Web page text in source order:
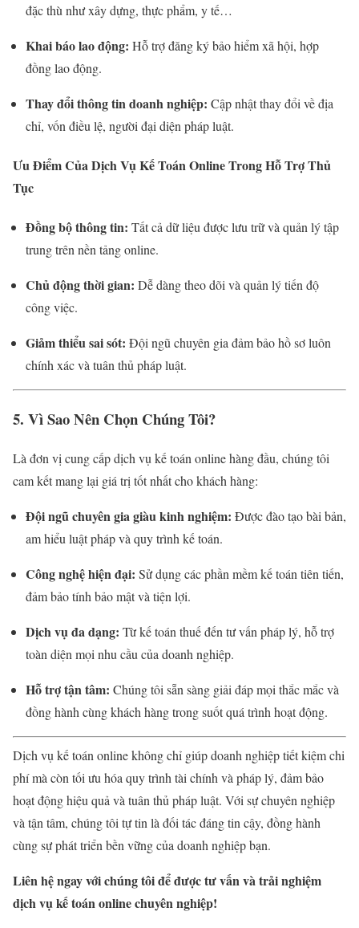
đặc thù như xây dựng, thực phẩm, y tế…
Khai báo lao động: Hỗ trợ đăng ký bảo hiểm xã hội, hợp
đồng lao động.
Thay đổi thông tin doanh nghiệp: Cập nhật thay đổi về địa
chỉ, vốn điều lệ, người đại diện pháp luật.
Ưu Điểm Của Dịch Vụ Kế Toán Online Trong Hỗ Trợ Thủ
Tục
Đồng bộ thông tin: Tất cả dữ liệu được lưu trữ và quản lý tập
trung trên nền tảng online.
Chủ động thời gian: Dễ dàng theo dõi và quản lý tiến độ
công việc.
Giảm thiểu sai sót: Đội ngũ chuyên gia đảm bảo hồ sơ luôn
chính xác và tuân thủ pháp luật.
5. Vì Sao Nên Chọn Chúng Tôi?
Là đơn vị cung cấp dịch vụ kế toán online hàng đầu, chúng tôi
cam kết mang lại giá trị tốt nhất cho khách hàng:
Đội ngũ chuyên gia giàu kinh nghiệm: Được đào tạo bài bản,
am hiểu luật pháp và quy trình kế toán.
Công nghệ hiện đại: Sử dụng các phần mềm kế toán tiên tiến,
đảm bảo tính bảo mật và tiện lợi.
Dịch vụ đa dạng: Từ kế toán thuế đến tư vấn pháp lý, hỗ trợ
toàn diện mọi nhu cầu của doanh nghiệp.
Hỗ trợ tận tâm: Chúng tôi sẵn sàng giải đáp mọi thắc mắc và
đồng hành cùng khách hàng trong suốt quá trình hoạt động.
Dịch vụ kế toán online không chỉ giúp doanh nghiệp tiết kiệm chi
phí mà còn tối ưu hóa quy trình tài chính và pháp lý, đảm bảo
hoạt động hiệu quả và tuân thủ pháp luật. Với sự chuyên nghiệp
và tận tâm, chúng tôi tự tin là đối tác đáng tin cậy, đồng hành
cùng sự phát triển bền vững của doanh nghiệp bạn.
Liên hệ ngay với chúng tôi để được tư vấn và trải nghiệm
dịch vụ kế toán online chuyên nghiệp!